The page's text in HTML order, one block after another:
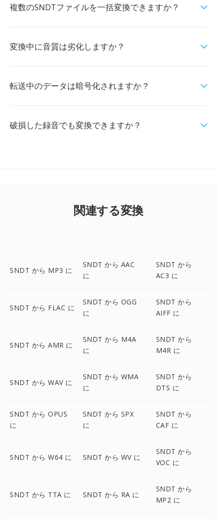
複数のSNDTファイルを一括変換できますか？
変換中に音質は劣化しますか？
転送中のデータは暗号化されますか？
破損した録音でも変換できますか？
関連する変換
SNDT から MP3 に
SNDT から AAC
に
SNDT から
AC3 に
SNDT から FLAC に
SNDT から OGG
に
SNDT から
AIFF に
SNDT から AMR に
SNDT から M4A
に
SNDT から
M4R に
SNDT から WAV に
SNDT から WMA
に
SNDT から
DTS に
SNDT から OPUS
に
SNDT から SPX
に
SNDT から
CAF に
SNDT から W64 に SNDT から WV に
SNDT から
VOC に
SNDT から TTA に SNDT から RA に
SNDT から
MP2 に